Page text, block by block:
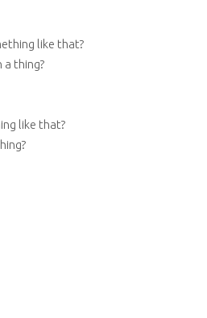
like that?
thing?
like that?